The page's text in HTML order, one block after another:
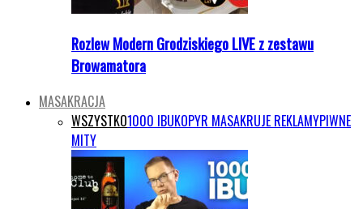
Rozlew Modern Grodziskiego LIVE z zestawu
Browamatora
MASAKRACJA
WSZYSTKO1000 IBUKOPYR MASAKRUJE REKLAMYPIWNE
MITY